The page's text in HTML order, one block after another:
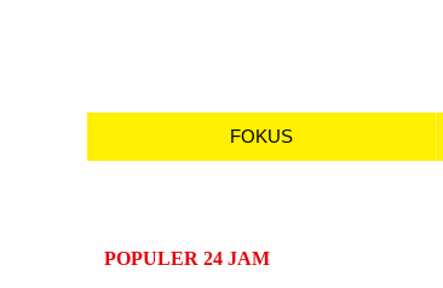
FOKUS
POPULER 24 JAM